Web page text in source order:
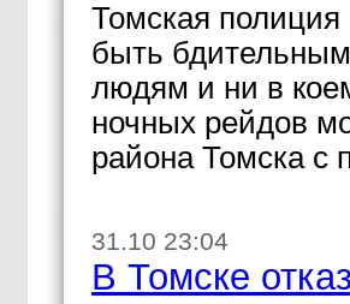
Томская
быть
людям и ни в
ночных рейдов
района Томска с
31.10 23:04
В Томске